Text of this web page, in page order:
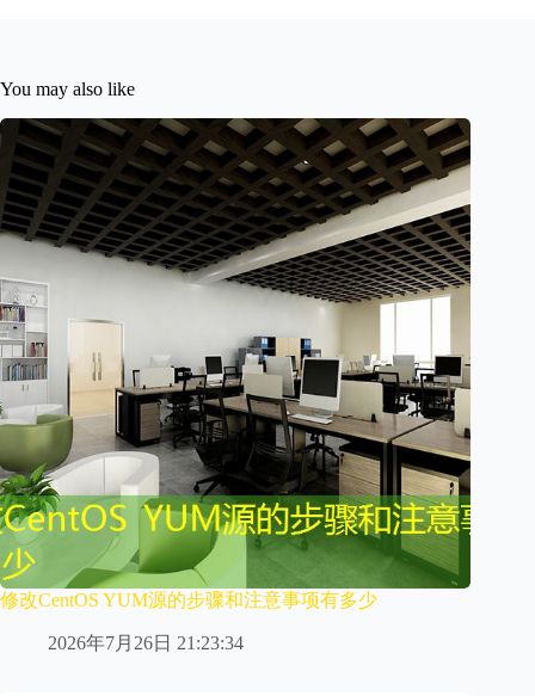
You may also like
修改CentOS YUM源的步骤和注意事项有多少
2026年7月26日 21:23:34